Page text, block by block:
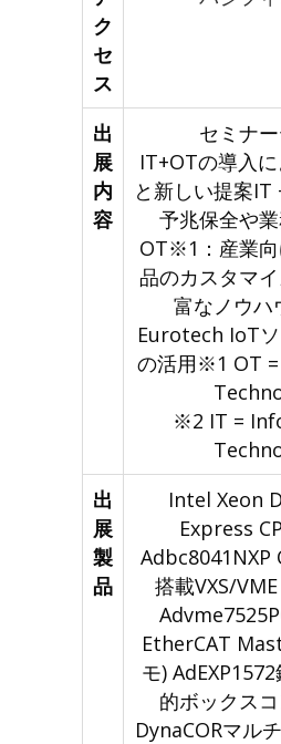
ク
セ
ス
出
展
内
容
セミナ
IT+OTの導入
と新しい提案IT
予兆保全や
OT※1：産業
品のカスタマ
富なノウハ
Eurotech IoT
の活用※1 OT
※2 IT =
出
展
製
品
Intel Xeon
Express
Adbc8041NXP
搭載VXS/
EtherCAT
モ)
的ボックス
DynaCORマル